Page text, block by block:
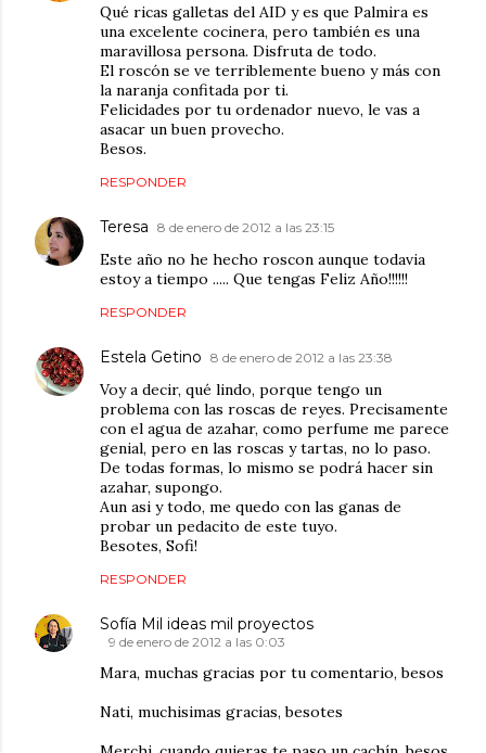
Qué ricas galletas del AID y es que Palmira es
una excelente cocinera, pero también es una
maravillosa persona. Disfruta de todo.
El roscón se ve terriblemente bueno y más con
la naranja confitada por ti.
Felicidades por tu ordenador nuevo, le vas a
asacar un buen provecho.
Besos.
RESPONDER
Teresa 8 de enero de 2012 a las 23:15
Este año no he hecho roscon aunque todavia
estoy a tiempo ..... Que tengas Feliz Año!!!!!!
RESPONDER
Estela Getino 8 de enero de 2012 a las 23:38
Voy a decir, qué lindo, porque tengo un
problema con las roscas de reyes. Precisamente
con el agua de azahar, como perfume me parece
genial, pero en las roscas y tartas, no lo paso.
De todas formas, lo mismo se podrá hacer sin
azahar, supongo.
Aun asi y todo, me quedo con las ganas de
probar un pedacito de este tuyo.
Besotes, Sofi!
RESPONDER
Sofía Mil ideas mil proyectos
9 de enero de 2012 a las 0:03
Mara, muchas gracias por tu comentario, besos
Nati, muchisimas gracias, besotes